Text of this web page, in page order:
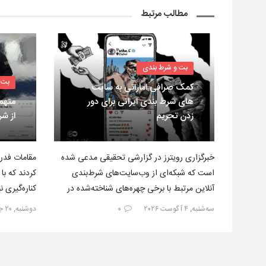
مطالب مرتبط
بت و شرط بندی
کمک صرافی اماراتی به سایت
های شرط بندی ایرانی برای دور
زدن تحریم
خبرگزاری رویترز در گزارشی تحقیقی مدعی شده
است که شبکه‌ای از وب‌سایت‌های شرط‌بندی
آنلاین مرتبط با برخی چهره‌های شناخته‌شده در
فضای مجازی فارسی‌زبان، طی سال‌های…
سه‌شنبه, ۴ آگوست ۲۰۲۶ ۰
از
مقامات
کردند که
ونزوئلا،
دوشنبه, ۲۰ جولای ۲۰۲۶